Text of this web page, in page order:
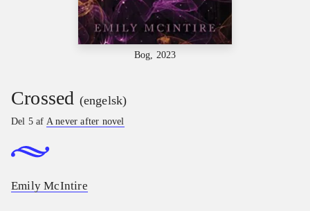
Bog, 2023
Crossed (engelsk)
Del 5 af A never after novel
Emily McIntire